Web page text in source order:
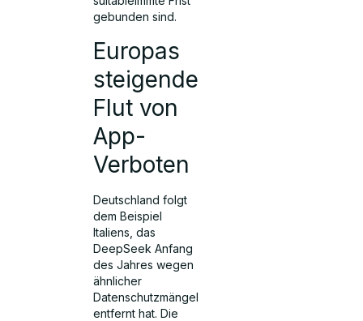
gebunden sind.
Europas
steigende
Flut von
App-
Verboten
Deutschland folgt
dem Beispiel
Italiens, das
DeepSeek Anfang
des Jahres wegen
ähnlicher
Datenschutzmängel
entfernt hat. Die